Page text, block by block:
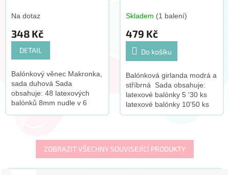
Na dotaz
348 Kč
DETAIL
Balónkový věnec Makronka,
sada duhová Sada
obsahuje: 48 latexových
balónků 8mm nudle v 6
různých barvách (zelená,
latexových...
Skladem (1 balení)
479 Kč
Do košíku
Balónková girlanda modrá a
stříbrná Sada obsahuje:
latexové balónky 5 '30 ks
latexové balónky 10'50 ks
latexové balónky 12 '18 ks
ZOBRAZIT VŠECHNY SOUVISEJÍCÍ PRODUKTY